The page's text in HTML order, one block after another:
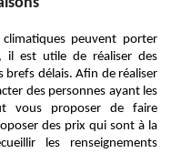
peuvent porter
il est utile de réaliser des
délais. Afin de réaliser
des personnes ayant les
vous proposer de faire
des prix qui sont à la
les renseignements